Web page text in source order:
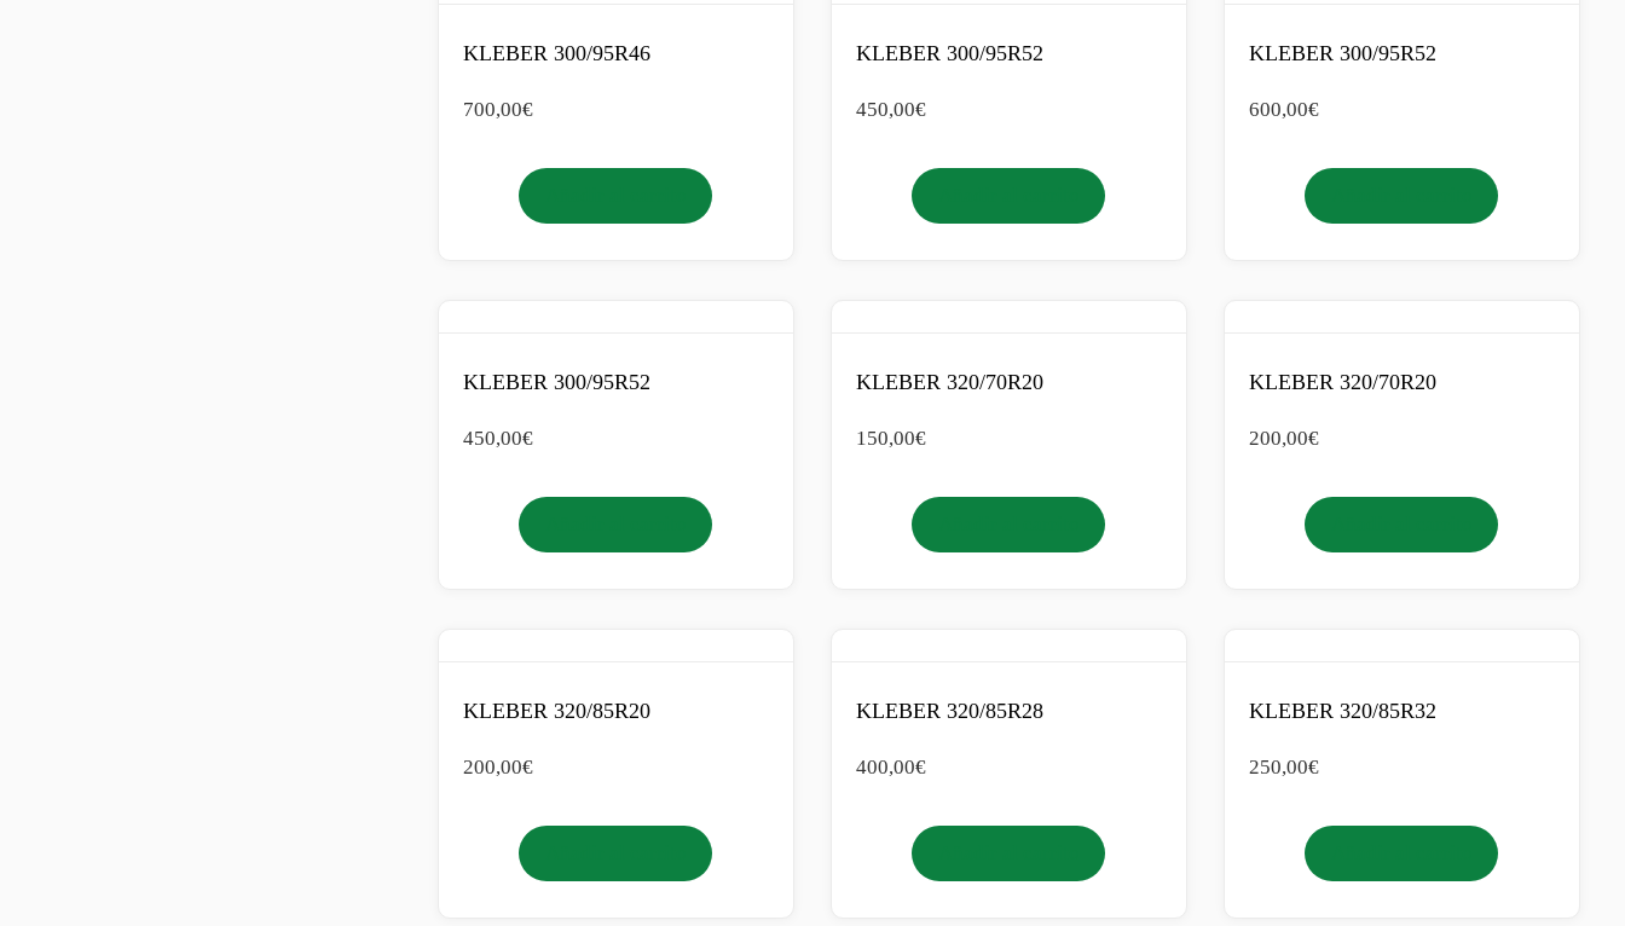
KLEBER 300/95R46
700,00€
KLEBER 300/95R52
450,00€
KLEBER 300/95R52
600,00€
KLEBER 300/95R52
450,00€
KLEBER 320/70R20
150,00€
KLEBER 320/70R20
200,00€
KLEBER 320/85R20
200,00€
KLEBER 320/85R28
400,00€
KLEBER 320/85R32
250,00€